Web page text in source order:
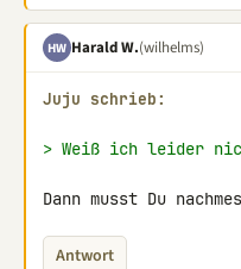
HW Harald W.(wilhelms)
Juju schrieb:
> Weiß ich leider
Dann musst Du
Antwort